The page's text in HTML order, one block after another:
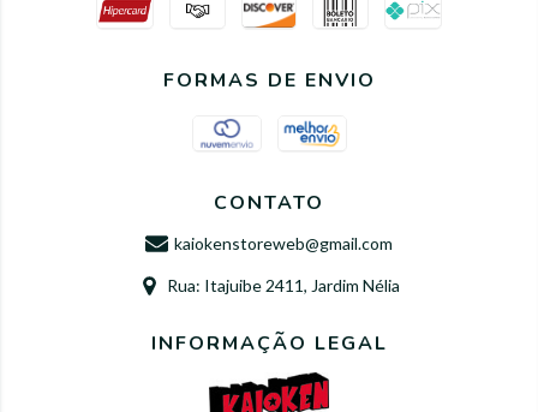
FORMAS DE ENVIO
CONTATO
kaiokenstoreweb@gmail.com
Rua: Itajuibe 2411, Jardim Nélia
INFORMAÇÃO LEGAL